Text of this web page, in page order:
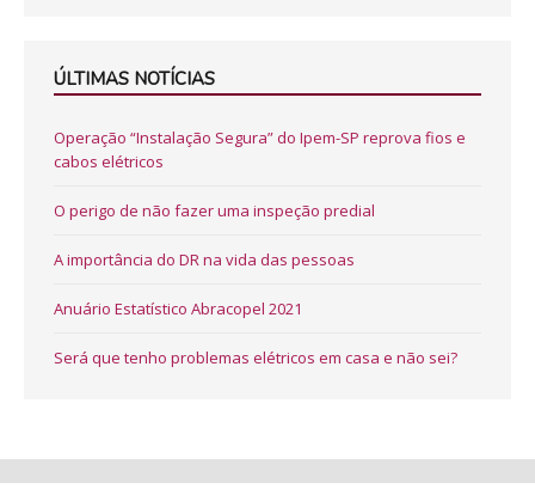
ÚLTIMAS NOTÍCIAS
Operação “Instalação Segura” do Ipem-SP reprova fios e
cabos elétricos
O perigo de não fazer uma inspeção predial
A importância do DR na vida das pessoas
Anuário Estatístico Abracopel 2021
Será que tenho problemas elétricos em casa e não sei?